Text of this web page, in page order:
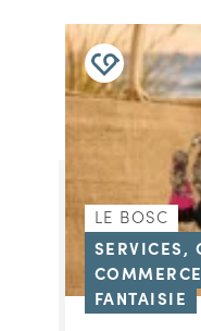
LE BOSC
SERVICES,
FANTAISIE